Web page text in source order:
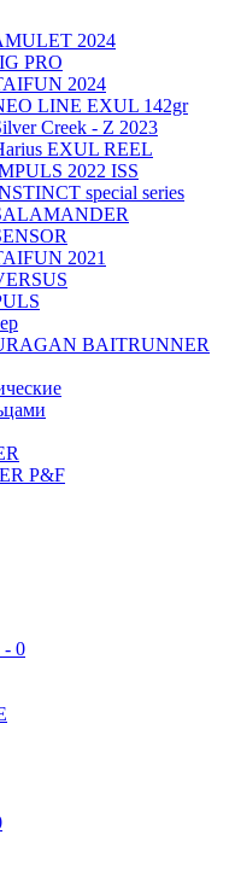
2024
PRO
2024
LINE EXUL 142gr
Creek - Z 2023
EXUL REEL
2022 ISS
special series
2021
BAITRUNNER
P&F
- 0